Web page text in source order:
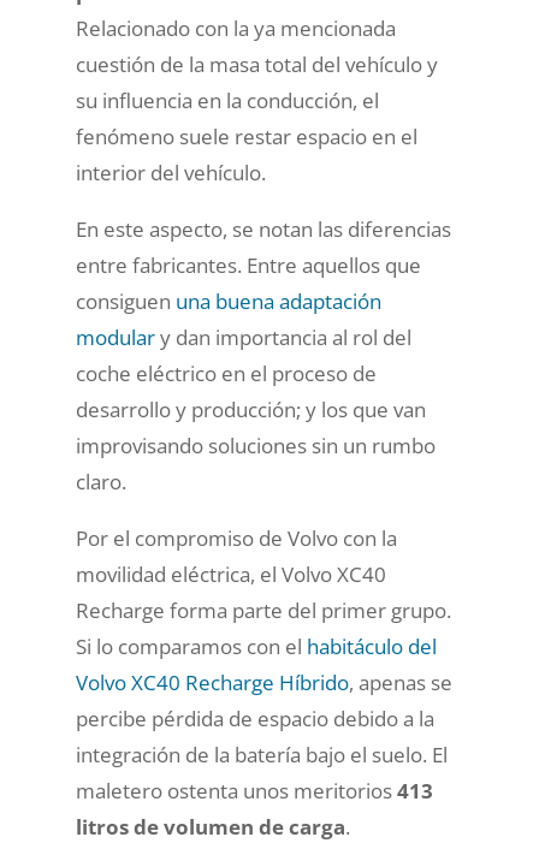
Relacionado con la ya mencionada
cuestión de la masa total del vehículo y
su influencia en la conducción, el
fenómeno suele restar espacio en el
interior del vehículo.
En este aspecto, se notan las diferencias
entre fabricantes. Entre aquellos que
consiguen una buena adaptación
modulary dan importancia al rol del
coche eléctrico en el proceso de
desarrollo y producción; y los que van
improvisando soluciones sin un rumbo
claro.
Por el compromiso de Volvo con la
movilidad eléctrica, el Volvo XC40
Recharge forma parte del primer grupo.
Si lo comparamos con el habitáculo del
Volvo XC40 Recharge Híbrido, apenas se
percibe pérdida de espacio debido a la
integración de la batería bajo el suelo. El
maletero ostenta unos meritorios413
litros de volumen de carga.